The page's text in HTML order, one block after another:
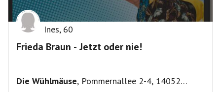
Ines, 60
Frieda Braun - Jetzt oder nie!
Die Wühlmäuse, Pommernallee 2-4, 14052